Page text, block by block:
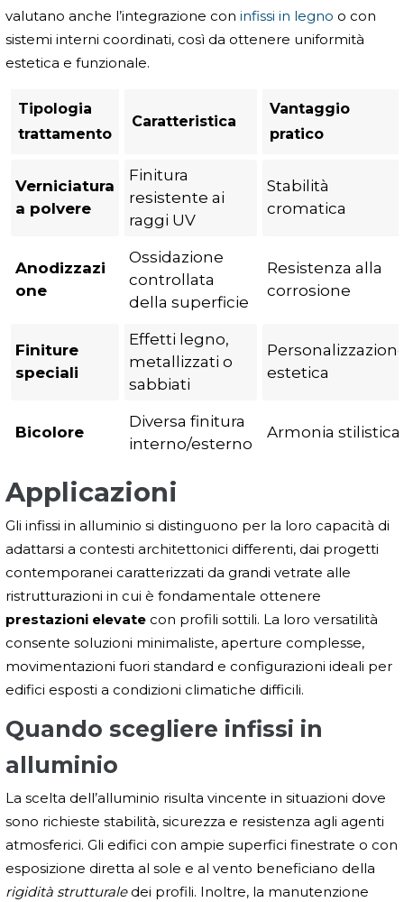
valutano anche l’integrazione con infissi in legno o con
sistemi interni coordinati, così da ottenere uniformità
estetica e funzionale.
Tipologia
trattamento
Caratteristica
Vantaggio
pratico
Verniciatura
a polvere
Finitura
resistente ai
raggi UV
Stabilità
cromatica
Anodizzazi
one
Ossidazione
controllata
della superficie
Resistenza alla
corrosione
Finiture
speciali
Effetti legno,
metallizzati o
sabbiati
estetica
Bicolore
Diversa finitura
interno/esterno
Armonia stilistica
Applicazioni
Gli infissi in alluminio si distinguono per la loro capacità di
adattarsi a contesti architettonici differenti, dai progetti
contemporanei caratterizzati da grandi vetrate alle
ristrutturazioni in cui è fondamentale ottenere
prestazioni elevate con profili sottili. La loro versatilità
consente soluzioni minimaliste, aperture complesse,
movimentazioni fuori standard e configurazioni ideali per
edifici esposti a condizioni climatiche difficili.
Quando scegliere infissi in
alluminio
La scelta dell’alluminio risulta vincente in situazioni dove
sono richieste stabilità, sicurezza e resistenza agli agenti
atmosferici. Gli edifici con ampie superfici finestrate o con
esposizione diretta al sole e al vento beneficiano della
rigidità strutturaledei profili. Inoltre, la manutenzione